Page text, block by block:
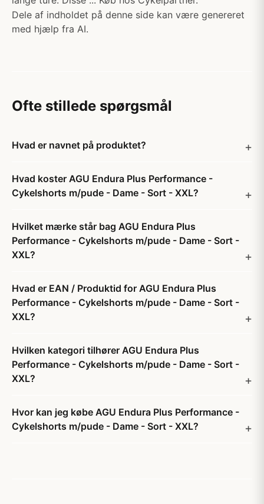
Dele af indholdet på denne side kan være genereret
med hjælp fra AI.
Ofte stillede spørgsmål
Hvad er navnet på produktet?
Hvad koster AGU Endura Plus Performance -
Cykelshorts m/pude - Dame - Sort - XXL?
Hvilket mærke står bag AGU Endura Plus
Performance - Cykelshorts m/pude - Dame - Sort -
XXL?
Hvad er EAN / Produktid for AGU Endura Plus
Performance - Cykelshorts m/pude - Dame - Sort -
XXL?
Hvilken kategori tilhører AGU Endura Plus
Performance - Cykelshorts m/pude - Dame - Sort -
XXL?
Hvor kan jeg købe AGU Endura Plus Performance -
Cykelshorts m/pude - Dame - Sort - XXL?